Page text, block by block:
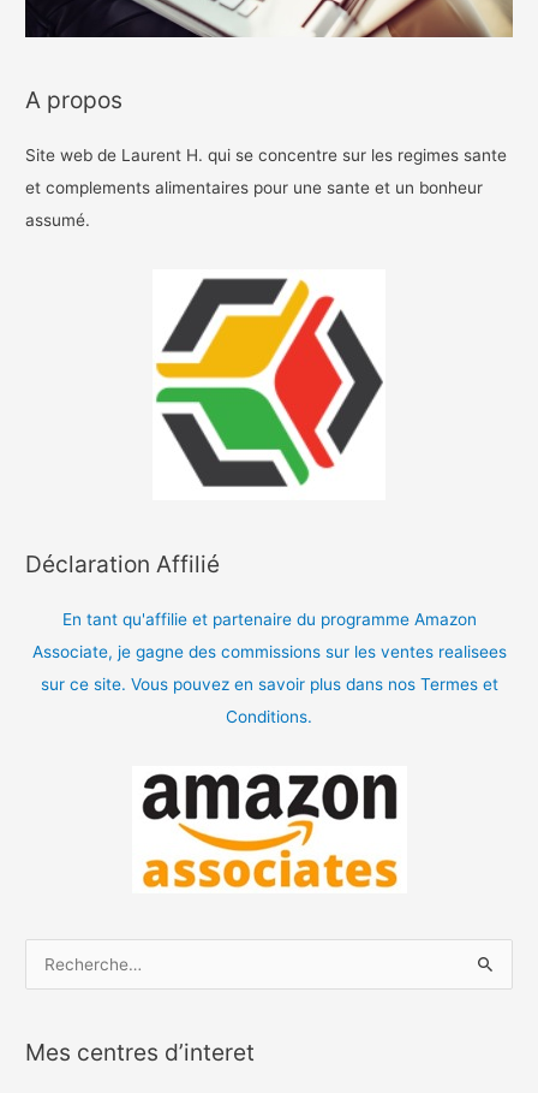
A propos
Site web de Laurent H. qui se concentre sur les regimes sante
et complements alimentaires pour une sante et un bonheur
assumé.
Déclaration Affilié
En tant qu'affilie et partenaire du programme Amazon
Associate, je gagne des commissions sur les ventes realisees
sur ce site. Vous pouvez en savoir plus dans nos Termes et
Conditions.
h
Mes centres d’interet